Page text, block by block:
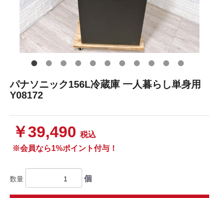
パナソニック156L冷蔵庫 一人暮らし単身用
Y08172
￥39,490 税込
※会員なら1%ポイント付与！
数量 個